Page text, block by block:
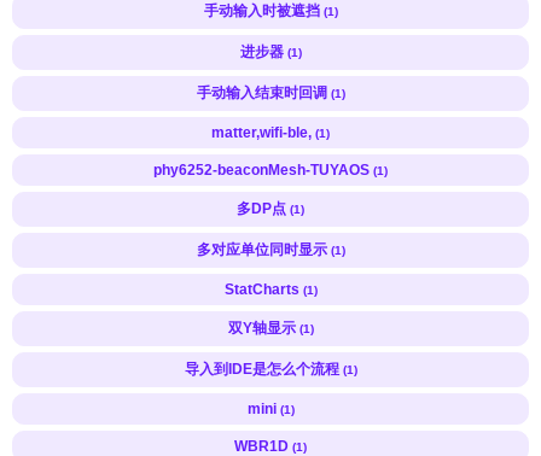
手动输入时被遮挡 (1)
进步器 (1)
手动输入结束时回调 (1)
matter,wifi-ble, (1)
phy6252-beaconMesh-TUYAOS (1)
多DP点 (1)
多对应单位同时显示 (1)
StatCharts (1)
双Y轴显示 (1)
导入到IDE是怎么个流程 (1)
mini (1)
WBR1D (1)